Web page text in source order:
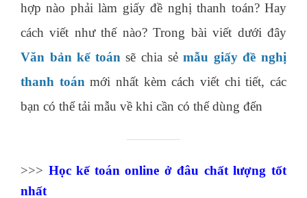
hợp nào phải làm giấy đề nghị thanh toán? Hay
cách viết như thế nào? Trong bài viết dưới đây
Văn bản kế toán sẽ chia sẻmẫu giấy đề nghị
thanh toán mới nhất kèm cách viết chi tiết, các
bạn có thể tải mẫu về khi cần có thể dùng đến
>>> Học kế toán online ở đâu chất lượng tốt
nhất